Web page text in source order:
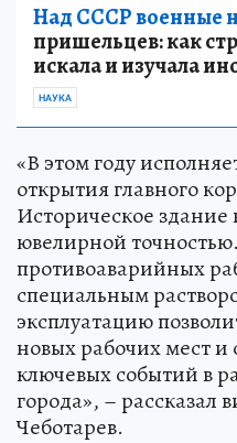
Над СССР военные
пришельцев: как
искала и изучала
НАУКА
«В этом году
открытия главного
Историческое здание
ювелирной
противоаварийных
специальным
эксплуатацию
новых рабочих мест и
ключевых событий в
города», – рассказал
Чеботарев.